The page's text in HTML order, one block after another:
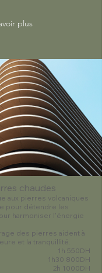
plus
chaudes
aux pierres volcaniques
pour détendre les
harmoniser l'énergie
des pierres aident à
et la tranquillité.
1h 550DH
1h30 800DH
2h 1000DH